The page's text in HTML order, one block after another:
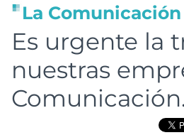
La
Es urgente la
nuestras